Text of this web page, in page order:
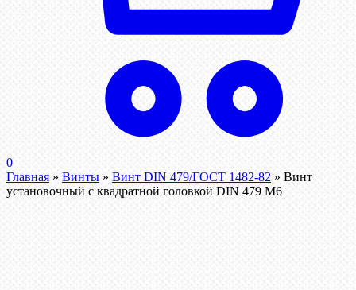
0
Главная » Винты » Винт DIN 479/ГОСТ 1482-82 » Винт
установочный с квадратной головкой DIN 479 М6